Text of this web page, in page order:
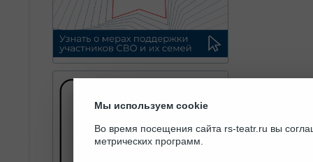
Мы используем cookie
Во время посещения сайта rs-teatr.ru вы
метрических программ.